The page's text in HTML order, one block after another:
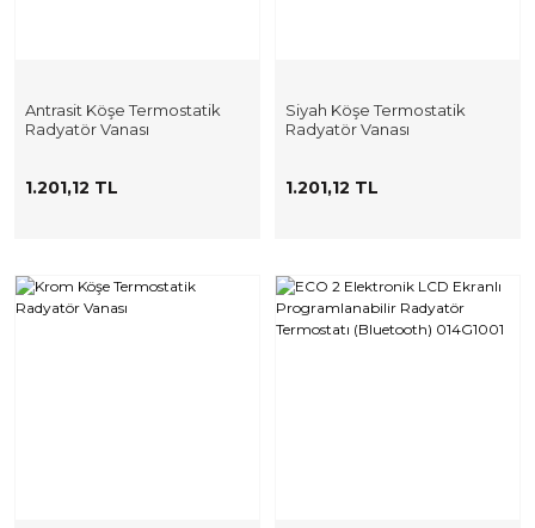
Antrasit Köşe Termostatik
Radyatör Vanası
1.201,12 TL
Siyah Köşe Termostatik
Radyatör Vanası
1.201,12 TL